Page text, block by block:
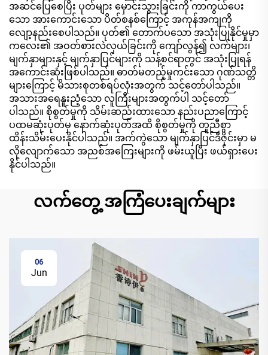
အဆင်ပြေစေပြီး ပုတ်များ မှောင်းသွားခြင်းကို ကာကွယ်ပေး
သော အားကောင်းသော ပိတ်စနစ်ကြောင့် အကုန်အကျကို
လျော့နည်းစေပါသည်။ ပုတ်၏ တောက်ပသော အသုံးပြုနိုင်မှုမှာ
ကလေး၏ အဝတ်စားလဲလှယ်ခြင်းကို ကျော်လွန်၍ လက်များ၊
မျက်နှာများနှင့် မျက်နှာပြင်များကို သန့်စင်ရာတွင် အသုံးပြုရန်
အကောင်းဆုံးဖြစ်ပါသည်။ ဓာတ်မတည့်မှုကင်းသော ဂုဏ်သတ္တိ
များကြောင့် မိသားစုတစ်ရပ်လုံးအတွက် သင့်တော်ပါသည်။
အသားအရေနူးညံ့သော လူကြီးများအတွက်ပါ သင့်တော်
ပါသည်။ စိုစွတ်မှုကို သိမ်းဆည်းထားသော နည်းပညာကြောင့်
ပထမဆုံးပုတ်မှ နောက်ဆုံးပုတ်အထိ စိုစွတ်မှုကို တူညီစွာ
ထိန်းသိမ်းပေးနိုင်ပါသည်။ အက်ကွဲသော မျက်နှာပြင်ဒီဇိုင်းမှာ မ
လိုလျောက်သော အညစ်အကြေးများကို ဖမ်းယူပြီး ဖယ်ရှားပေး
နိုင်ပါသည်။
လက်တွေ့ အကြံပေးချက်များ
06
Jun